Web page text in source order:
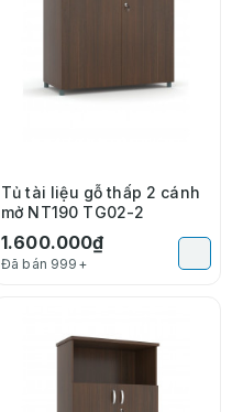
Tủ tài liệu gỗ thấp 2 cánh
mở NT190 TG02-2
1.600.000₫
Đã bán 999+